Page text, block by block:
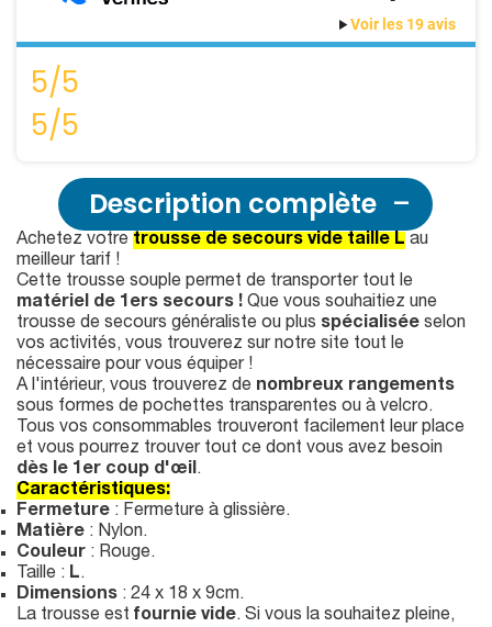
Voir les 19 avis
5/5
5/5
Description complète
Achetez votre trousse de secours vide taille L au
meilleur tarif !
Cette trousse souple permet de transporter tout le
matériel de 1ers secours ! Que vous souhaitiez une
trousse de secours généraliste ou plus spécialisée selon
vos activités, vous trouverez sur notre site tout le
nécessaire pour vous équiper !
A l'intérieur, vous trouverez de nombreux rangements
sous formes de pochettes transparentes ou à velcro.
Tous vos consommables trouveront facilement leur place
et vous pourrez trouver tout ce dont vous avez besoin
dès le 1er coup d'œil.
Caractéristiques:
Fermeture : Fermeture à glissière.
Matière : Nylon.
Couleur : Rouge.
Taille : L.
Dimensions : 24 x 18 x 9cm.
La trousse est fournie vide. Si vous la souhaitez pleine,